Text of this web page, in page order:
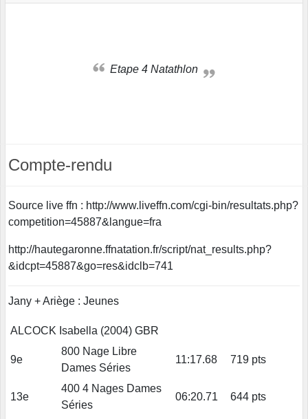
Etape 4 Natathlon
Compte-rendu
Source live ffn : http://www.liveffn.com/cgi-bin/resultats.php?
competition=45887&langue=fra
http://hautegaronne.ffnatation.fr/script/nat_results.php?
&idcpt=45887&go=res&idclb=741
Jany + Ariège : Jeunes
ALCOCK Isabella (2004) GBR
9e
800 Nage Libre
Dames Séries
11:17.68 719 pts
13e
400 4 Nages Dames
Séries
06:20.71 644 pts